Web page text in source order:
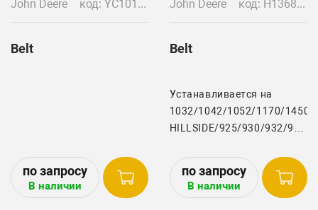
John Deere код: YC10143
Belt
В наличии
John Deere код: H136881/H150764/H202646/H21925/H21925H/H22195H/HXE16940/Z23693
Belt
Устанавливается на
1032/1042/1052/1170/
HILLSIDE/925/930/932/935/
SERIES/200E/213/215/216/
SERIES/822/825/900 RIGID
& FLEX/900 SERIES/918
В наличии